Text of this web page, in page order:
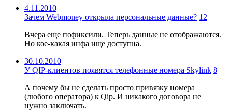
4.11.2010
Зачем Webmoney открыла персональные данные? 12
Вчера еще пофиксили. Теперь данные не отображаются.
Но кое-какая инфа ище доступна.
30.10.2010
У QIP-клиентов появятся телефонные номера Skylink 8
А почему бы не сделать просто привязку номера
(любого оператора) к Qip. И никакого договора не
нужно заключать.